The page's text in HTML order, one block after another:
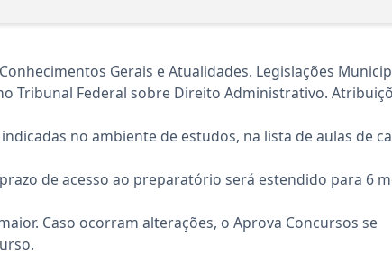
Gerais e Atualidades. Legislações
Tribunal Federal sobre Direito Administrativo.
no ambiente de estudos, na lista de aulas de
de acesso ao preparatório será estendido para 6
Caso ocorram alterações, o Aprova Concursos se